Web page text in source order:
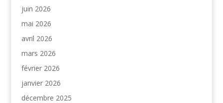
juin 2026
mai 2026
avril 2026
mars 2026
février 2026
janvier 2026
décembre 2025